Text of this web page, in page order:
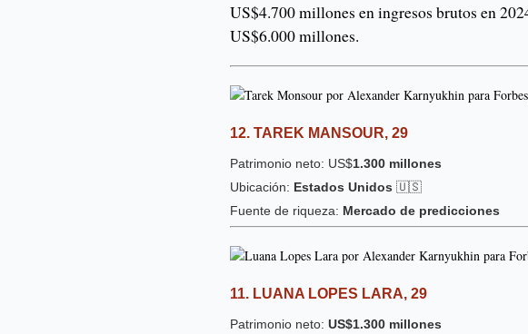
US$4.700 millones en ingresos brutos en
US$6.000 millones.
12. TAREK MANSOUR, 29
Patrimonio neto: US$1.300 millones
Ubicación: Estados Unidos 🇺🇸
Fuente de riqueza: Mercado de predicciones
11. LUANA LOPES LARA, 29
Patrimonio neto:US$1.300 millones